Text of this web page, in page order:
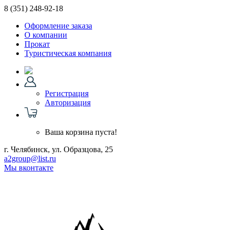
8 (351) 248-92-18
Оформление заказа
О компании
Прокат
Туристическая компания
Регистрация
Авторизация
Ваша корзина пуста!
г. Челябинск, ул. Образцова, 25
a2group@list.ru
Мы вконтакте